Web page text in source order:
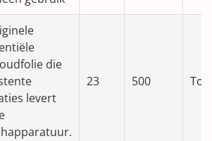
die
levert
23 500 Tot